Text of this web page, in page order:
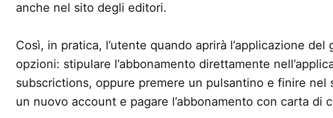
anche nel sito degli editori.
Così, in pratica, l’utente quando aprirà l’applicazione
opzioni: stipulare l’abbonamento direttamente
subscrictions, oppure premere un pulsantino e finire nel
un nuovo account e pagare l’abbonamento con carta di